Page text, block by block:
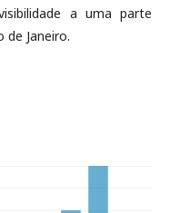
a uma parte
de Janeiro.